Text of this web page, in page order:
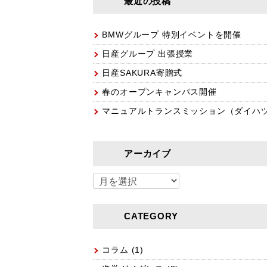
BMWグループ 特別イベントを開催
日産グループ 出張授業
日産SAKURA寄贈式
春のオープンキャンパス開催
マニュアルトランスミッション（ダイハ
アーカイブ
CATEGORY
コラム (1)